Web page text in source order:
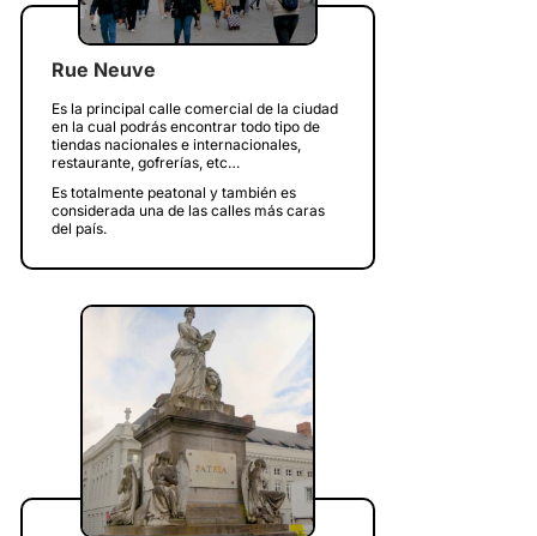
Rue Neuve
Es la principal calle comercial de la ciudad
en la cual podrás encontrar todo tipo de
tiendas nacionales e internacionales,
restaurante, gofrerías, etc…
Es totalmente peatonal y también es
considerada una de las calles más caras
del país.